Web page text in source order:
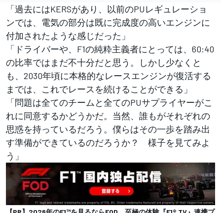
「過去にはKERSがあり、以前のPUレギュレーショ
ンでは、電気の部分は既に完成度の高いエンジンに
付加されたような感じだった」
「ドライバーや、F1の純粋主義者にとっては、60:40
の比率ではまだ不十分だと思う。しかし少なくと
も、2030年頃に本格的なレースエンジンが復活する
までは、これでレースを続けることができる」
「問題は全てのチームと全てのPUサプライヤーがこ
れに同意するかどうかだ。当然、誰もがそれぞれの
思惑を持っているだろう。僕らはその一歩を踏み出
す準備ができているのだろうか？ 様子を見てみよ
う」